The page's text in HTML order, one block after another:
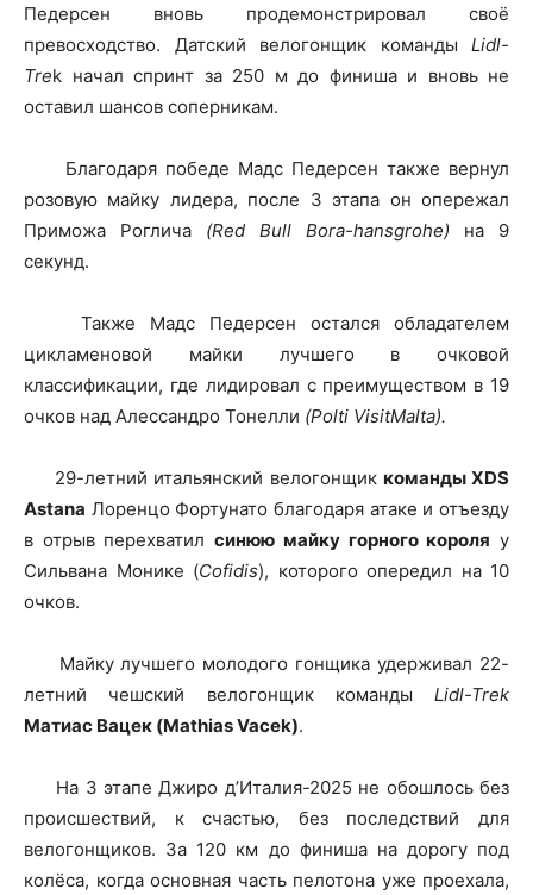
Педерсен вновь продемонстрировал своё
превосходство. Датский велогонщик команды Lidl-
Trek начал спринт за 250 м до финиша и вновь не
оставил шансов соперникам.
Благодаря победе Мадс Педерсен также вернул
розовую майку лидера, после 3 этапа он опережал
Приможа Роглича (Red Bull Bora-hansgrohe) на 9
секунд.
Также Мадс Педерсен остался обладателем
цикламеновой майки лучшего в очковой
классификации, где лидировал с преимуществом в 19
очков над Алессандро Тонелли (Polti VisitMalta).
29-летний итальянский велогонщик команды XDS
Astana Лоренцо Фортунато благодаря атаке и отъезду
в отрыв перехватилсинюю майку горного короля у
Сильвана Монике (Cofidis), которого опередил на 10
очков.
Майку лучшего молодого гонщика удерживал 22-
летний чешский велогонщик команды Lidl-Trek
Матиас Вацек (Mathias Vacek).
На 3 этапе Джиро д’Италия-2025 не обошлось без
происшествий, к счастью, без последствий для
велогонщиков. За 120 км до финиша на дорогу под
колёса, когда основная часть пелотона уже проехала,